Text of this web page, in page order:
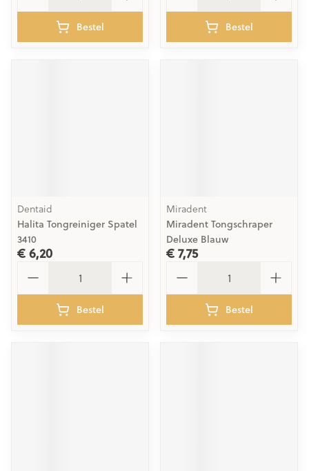
Bestel Bestel
Dentaid
Halita Tongreiniger Spatel
3410
€ 6,20
Bestel
Miradent
Miradent Tongschraper
Deluxe Blauw
€ 7,75
Bestel